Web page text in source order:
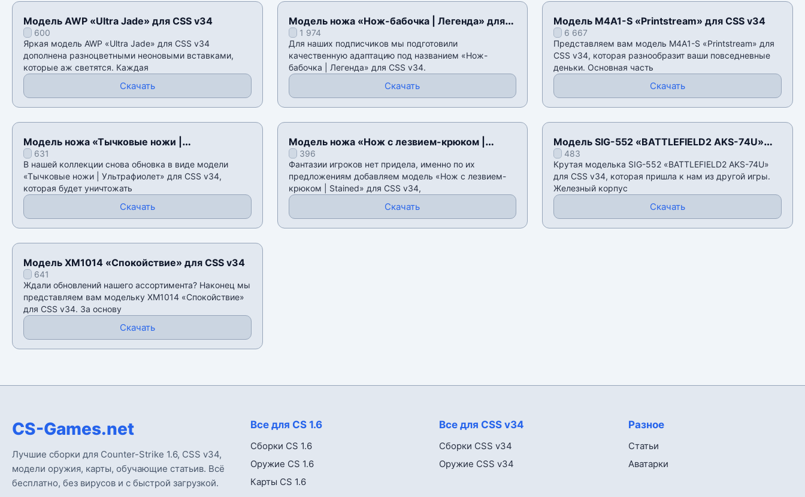
Модель AWP «Ultra Jade» для CSS v34
600
Яркая модель AWP «Ultra Jade» для CSS v34
дополнена разноцветными неоновыми вставками,
которые аж светятся. Каждая
Скачать
Модель ножа «Нож-бабочка | Легенда» для
CSS v34
1 974
Для наших подписчиков мы подготовили
качественную адаптацию под названием «Нож-
бабочка | Легенда» для CSS v34.
Скачать
Модель M4A1-S «Printstream» для CSS v34
6 667
Представляем вам модель M4A1-S «Printstream» для
CSS v34, которая разнообразит ваши повседневные
деньки. Основная часть
Скачать
Модель ножа «Тычковые ножи |
Ультрафиолет» для CSS v34
631
В нашей коллекции снова обновка в виде модели
«Тычковые ножи | Ультрафиолет» для CSS v34,
которая будет уничтожать
Скачать
Модель ножа «Нож с лезвием-крюком |
Stained» для CSS v34
396
Фантазии игроков нет придела, именно по их
предложениям добавляем модель «Нож с лезвием-
крюком | Stained» для CSS v34,
Скачать
Модель SIG-552 «BATTLEFIELD2 AKS-74U»
для CSS v34
483
Крутая моделька SIG-552 «BATTLEFIELD2 AKS-74U»
для CSS v34, которая пришла к нам из другой игры.
Железный корпус
Скачать
Модель XM1014 «Спокойствие» для CSS v34
641
Ждали обновлений нашего ассортимента? Наконец мы
представляем вам модельку XM1014 «Спокойствие»
для CSS v34. За основу
Скачать
CS-Games.net
Лучшие сборки для Counter-Strike 1.6, CSS v34,
модели оружия, карты, обучающие статьив. Всё
бесплатно, без вирусов и с быстрой загрузкой.
Все для CS 1.6
Сборки CS 1.6
Оружие CS 1.6
Карты CS 1.6
Все для CSS v34
Сборки CSS v34
Оружие CSS v34
Разное
Статьи
Аватарки